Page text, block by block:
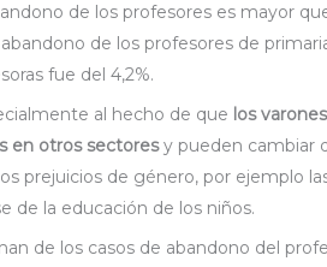
de los profesores es mayor
de los profesores de
fue del 4,2%.
al hecho de que los
en otros sectoresy pueden cambiar
prejuicios de género, por ejemplo
de la educación de los niños.
de los casos de abandono del